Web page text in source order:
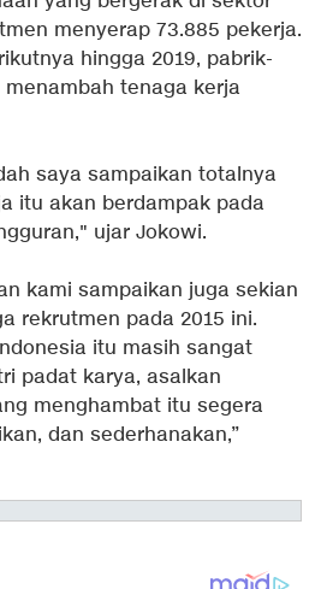
menyerap 73.885 pekerja.
hingga 2019, pabrik-
tenaga kerja
saya sampaikan totalnya
itu akan berdampak pada
ujar Jokowi.
kami sampaikan juga sekian
rekrutmen pada 2015 ini.
itu masih sangat
padat karya, asalkan
menghambat itu segera
dan sederhanakan,”